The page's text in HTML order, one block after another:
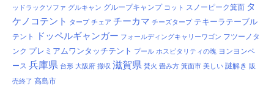
ッドラックソファ グルキャン グループキャンプ コット スノーピーク箕面 タ
ケノコテント タープ チェア チーカマ チーズタープ テキーラテーブル
テント ドッペルギャンガー フォールディングキャリーワゴン フツーノタ
ンク プレミアムワンタッチテント プール ホスピタリティの塊 ヨンヨンベ
ース 兵庫県 台形 大阪府 撤収 滋賀県 焚火 畳み方 箕面市 美しい 謎解き 販
売終了 高島市